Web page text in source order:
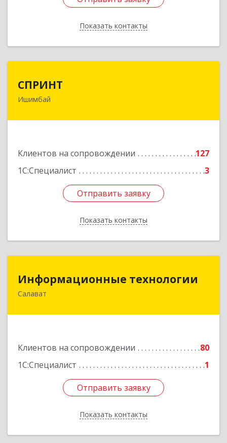
Показать контакты
Назад
СПРИНТ
Ишимбай
Клиентов на сопровождении
127
1С:Специалист
3
Отправить заявку
Показать контакты
453201, Башкортостан Респ, Ишимбайский р-н,
Отправить заявку
Назад
Информационные технологии
Салават
Клиентов на сопровождении
80
1С:Специалист
1
Отправить заявку
Показать контакты
Информационные технологии
Отправить заявку
Назад